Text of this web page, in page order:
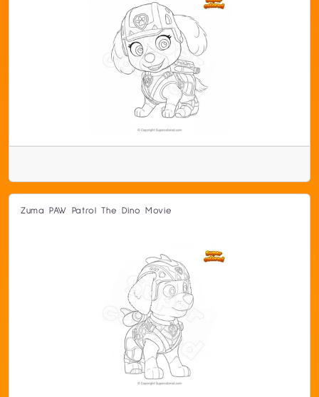
Zuma PAW Patrol The Dino Movie